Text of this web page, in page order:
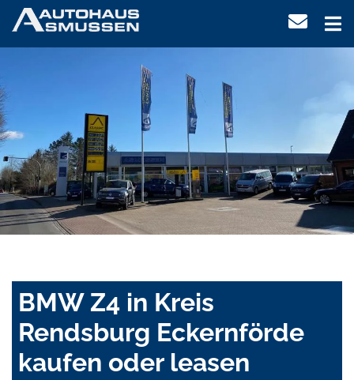
BMW Z4 in Kreis
Rendsburg Eckernförde
kaufen oder leasen